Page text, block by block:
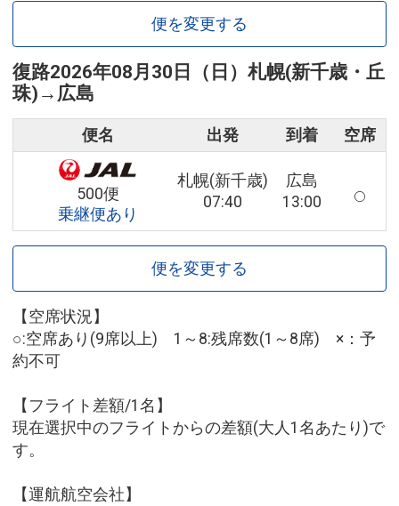
便を変更する
復路2026年08月30日（日） 札幌(新千歳・丘
珠) → 広島
便名 出発 到着 空席
500便
乗継便あり
札幌(新千歳)
07:40
広島
13:00
便を変更する
【空席状況】
○:空席あり(9席以上) 1～8:残席数(1～8席) ×：予
約不可
【フライト差額/1名】
現在選択中のフライトからの差額(大人1名あたり)で
す。
【運航航空会社】